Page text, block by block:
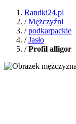
Randki24.pl
/Mężczyźni
/podkarpackie
/Jasło
/Profil alligor